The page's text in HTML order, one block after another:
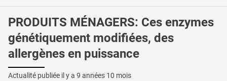
PRODUITS MÉNAGERS: Ces enzymes
génétiquement modifiées, des
allergènes en puissance
Actualité publiée il y a 9 années 10 mois